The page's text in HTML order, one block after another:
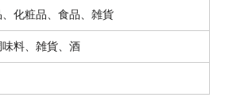
化粧品、食品、雑貨
料、雑貨、酒